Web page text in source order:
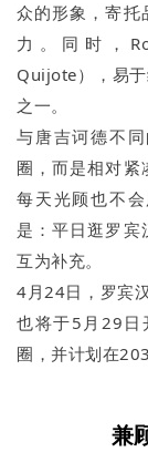
众的形象，寄托
力。同时，
Quijote），易
之一。
与唐吉诃德不
圈，而是相对紧
每天光顾也不
是：平日逛罗宾
互为补充。
4月24日，罗宾
也将于5月29日
圈，并计划在
兼